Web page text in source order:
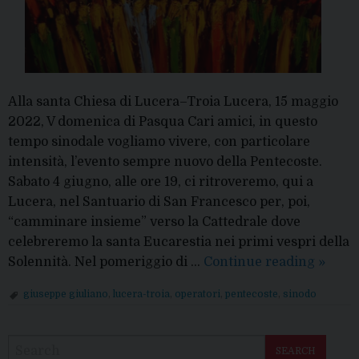
Alla santa Chiesa di Lucera–Troia Lucera, 15 maggio
2022, V domenica di Pasqua Cari amici, in questo
tempo sinodale vogliamo vivere, con particolare
intensità, l’evento sempre nuovo della Pentecoste.
Sabato 4 giugno, alle ore 19, ci ritroveremo, qui a
Lucera, nel Santuario di San Francesco per, poi,
“camminare insieme” verso la Cattedrale dove
celebreremo la santa Eucarestia nei primi vespri della
Solennità. Nel pomeriggio di … Continue reading Chiesa
»
giuseppe giuliano lucera-troia operatori pentecoste sinodo
SEARCH